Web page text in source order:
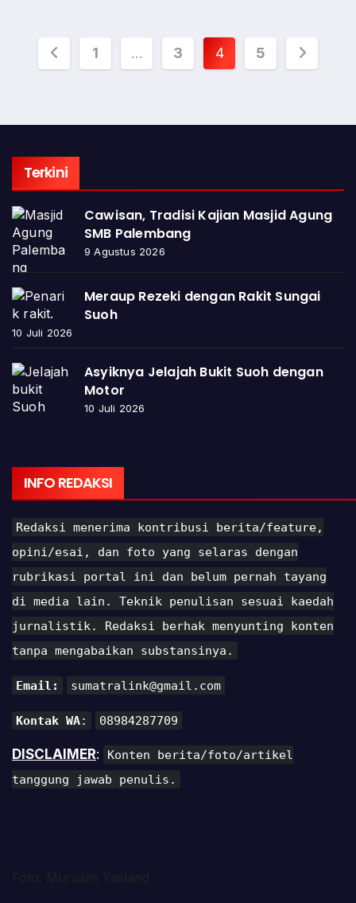
Paginasi
1 … 3 4 5
Terkini
Cawisan, Tradisi Kajian Masjid Agung
SMB Palembang
9 Agustus 2026
Meraup Rezeki dengan Rakit Sungai
Suoh
10 Juli 2026
Asyiknya Jelajah Bukit Suoh dengan
Motor
10 Juli 2026
INFO REDAKSI
Redaksi menerima kontribusi berita/feature,
opini/esai, dan foto yang selaras dengan
rubrikasi portal ini dan belum pernah tayang
di media lain. Teknik penulisan sesuai kaedah
jurnalistik. Redaksi berhak menyunting konten
tanpa mengabaikan substansinya.
Email: sumatralink@gmail.com
Kontak WA: 08984287709
DISCLAIMER:
Konten berita/foto/artikel
tanggung jawab penulis.